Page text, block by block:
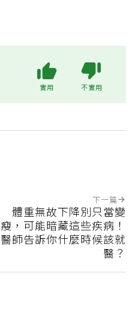
實用 不實用
下一篇
體重無故下降別只當變
瘦，可能暗藏這些疾病！
醫師告訴你什麼時候該就
醫？